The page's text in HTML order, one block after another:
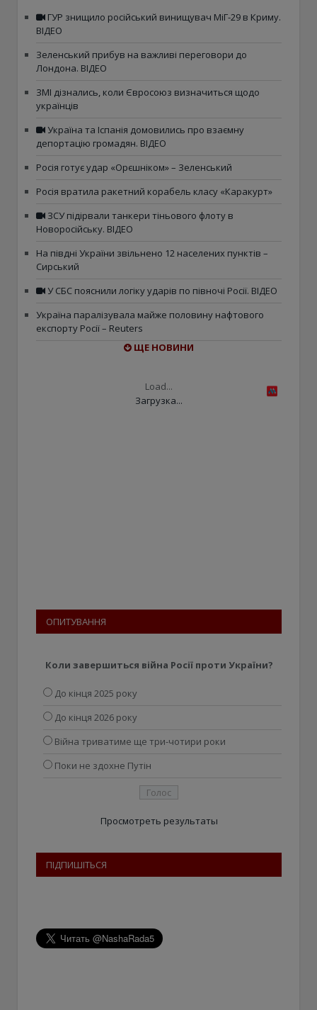
ГУР знищило російський винищувач МіГ-29 в Криму.
ВІДЕО
Зеленський прибув на важливі переговори до
Лондона. ВІДЕО
ЗМІ дізнались, коли Євросоюз визначиться щодо
українців
Україна та Іспанія домовились про взаємну
депортацію громадян. ВІДЕО
Росія готує удар «Орєшніком» – Зеленський
Росія вратила ракетний корабель класу «Каракурт»
ЗСУ підірвали танкери тіньового флоту в
Новоросійську. ВІДЕО
На півдні України звільнено 12 населених пунктів –
Сирський
У СБС пояснили логіку ударів по півночі Росії. ВІДЕО
Україна паралізувала майже половину нафтового
експорту Росії – Reuters
ЩЕ НОВИНИ
Load...
Загрузка...
ОПИТУВАННЯ
Коли завершиться війна Росії проти України?
До кінця 2025 року
До кінця 2026 року
Війна триватиме ще три-чотири роки
Поки не здохне Путін
Просмотреть результаты
ПІДПИШІТЬСЯ